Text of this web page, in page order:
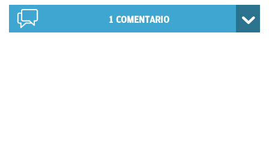
1 COMENTARIO